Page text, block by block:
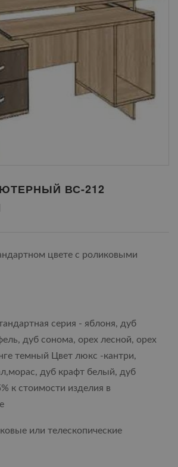
ВС-212
цвете с роликовыми
серия - яблоня, дуб
дуб сонома, орех лесной, орех
темный Цвет люкс -кантри,
дуб крафт белый, дуб
к стоимости изделия в
или телескопические